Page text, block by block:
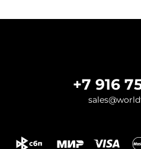
+7 916